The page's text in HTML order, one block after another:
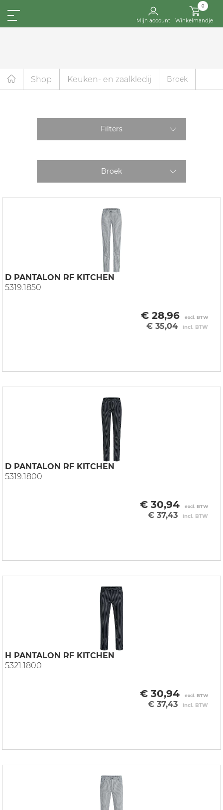
Mijn account
0
Winkelmandje
Shop Keuken- en zaalkledij Broek
Filters
Broek
D PANTALON RF KITCHEN
5319.1850
€ 28,96 excl. BTW
€ 35,04 incl. BTW
D PANTALON RF KITCHEN
5319.1800
€ 30,94 excl. BTW
€ 37,43 incl. BTW
H PANTALON RF KITCHEN
5321.1800
€ 30,94 excl. BTW
€ 37,43 incl. BTW